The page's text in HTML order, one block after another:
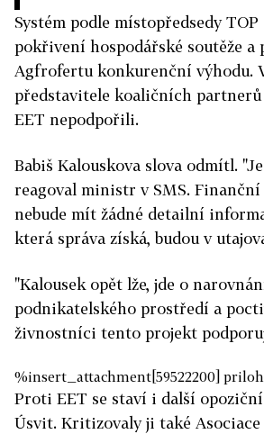
Systém podle místopředsedy TOP
pokřivení hospodářské soutěže a
Agfrofertu konkurenční výhodu.
představitele koaličních partnerů
EET nepodpořili.
Babiš Kalouskova slova odmítl.
reagoval ministr v SMS. Finanční
nebude mít žádné detailní
která správa získá, budou v
"Kalousek opět lže, jde o
podnikatelského prostředí a
živnostníci tento projekt
%insert_attachment[59522200]
Proti EET se staví i další
Úsvit. Kritizovaly ji také